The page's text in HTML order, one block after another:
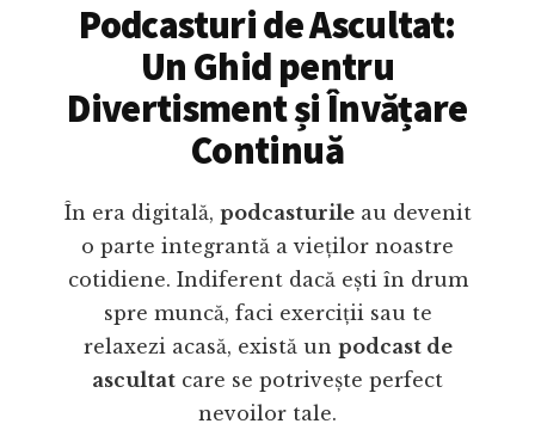
Podcasturi de Ascultat:
Un Ghid pentru
Divertisment și Învățare
Continuă
În era digitală, podcasturileau devenit
o parte integrantă a vieților noastre
cotidiene. Indiferent dacă ești în drum
spre muncă, faci exerciții sau te
relaxezi acasă, există un podcast de
ascultat care se potrivește perfect
nevoilor tale.